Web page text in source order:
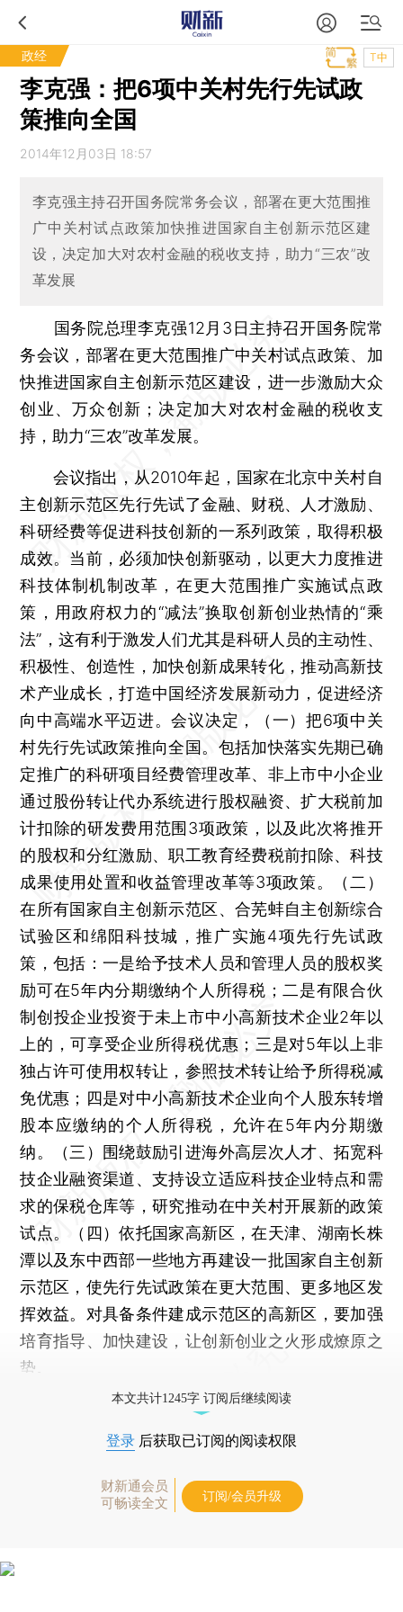
政经 T中
李克强：把6项中关村先行先试政
策推向全国
2014年12月03日 18:57
李克强主持召开国务院常务会议，部署在更大范围推
广中关村试点政策加快推进国家自主创新示范区建
设，决定加大对农村金融的税收支持，助力“三农”改
革发展
国务院总理李克强12月3日主持召开国务院常
务会议，部署在更大范围推广中关村试点政策、加
快推进国家自主创新示范区建设，进一步激励大众
创业、万众创新；决定加大对农村金融的税收支
持，助力“三农”改革发展。
会议指出，从2010年起，国家在北京中关村自
主创新示范区先行先试了金融、财税、人才激励、
科研经费等促进科技创新的一系列政策，取得积极
成效。当前，必须加快创新驱动，以更大力度推进
科技体制机制改革，在更大范围推广实施试点政
策，用政府权力的“减法”换取创新创业热情的“乘
法”，这有利于激发人们尤其是科研人员的主动性、
积极性、创造性，加快创新成果转化，推动高新技
术产业成长，打造中国经济发展新动力，促进经济
向中高端水平迈进。会议决定，（一）把6项中关
村先行先试政策推向全国。包括加快落实先期已确
定推广的科研项目经费管理改革、非上市中小企业
通过股份转让代办系统进行股权融资、扩大税前加
计扣除的研发费用范围3项政策，以及此次将推开
的股权和分红激励、职工教育经费税前扣除、科技
成果使用处置和收益管理改革等3项政策。（二）
在所有国家自主创新示范区、合芜蚌自主创新综合
试验区和绵阳科技城，推广实施4项先行先试政
策，包括：一是给予技术人员和管理人员的股权奖
励可在5年内分期缴纳个人所得税；二是有限合伙
制创投企业投资于未上市中小高新技术企业2年以
上的，可享受企业所得税优惠；三是对5年以上非
独占许可使用权转让，参照技术转让给予所得税减
免优惠；四是对中小高新技术企业向个人股东转增
股本应缴纳的个人所得税，允许在5年内分期缴
纳。（三）围绕鼓励引进海外高层次人才、拓宽科
技企业融资渠道、支持设立适应科技企业特点和需
求的保税仓库等，研究推动在中关村开展新的政策
试点。（四）依托国家高新区，在天津、湖南长株
潭以及东中西部一些地方再建设一批国家自主创新
示范区，使先行先试政策在更大范围、更多地区发
挥效益。对具备条件建成示范区的高新区，要加强
培育指导、加快建设，让创新创业之火形成燎原之
势。
本文共计1245字 订阅后继续阅读
登录 后获取已订阅的阅读权限
财新通会员
可畅读全文
订阅/会员升级